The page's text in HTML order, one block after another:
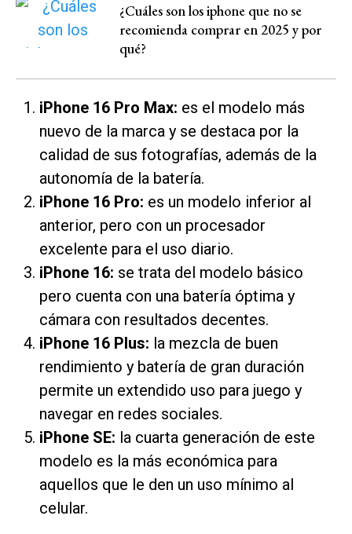
¿Cuáles son los iphone que no se
recomienda comprar en 2025 y por
qué?
iPhone 16 Pro Max: es el modelo más
nuevo de la marca y se destaca por la
calidad de sus fotografías, además de la
autonomía de la batería.
iPhone 16 Pro: es un modelo inferior al
anterior, pero con un procesador
excelente para el uso diario.
iPhone 16: se trata del modelo básico
pero cuenta con una batería óptima y
cámara con resultados decentes.
iPhone 16 Plus: la mezcla de buen
rendimiento y batería de gran duración
permite un extendido uso para juego y
navegar en redes sociales.
iPhone SE: la cuarta generación de este
modelo es la más económica para
aquellos que le den un uso mínimo al
celular.